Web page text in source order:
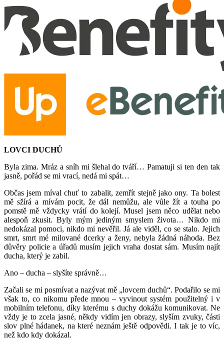
LOVCI DUCHŮ
Byla zima. Mráz a sníh mi šlehal do tváří… Pamatuji si ten den tak
jasně, pořád se mi vrací, nedá mi spát…
Občas jsem míval chuť to zabalit, zemřít stejně jako ony. Ta bolest
mě sžírá a mívám pocit, že dál nemůžu, ale vůle žít a touha po
pomstě mě vždycky vrátí do kolejí. Musel jsem něco udělat nebo
alespoň zkusit. Byly mým jediným smyslem života… Nikdo mi
nedokázal pomoci, nikdo mi nevěřil. Já ale viděl, co se stalo. Jejich
smrt, smrt mé milované dcerky a ženy, nebyla žádná náhoda. Bez
důvěry policie a úřadů musím jejich vraha dostat sám. Musím najít
ducha, který je zabil.
Ano – ducha – slyšíte správně…
Začali se mi posmívat a nazývat mě „lovcem duchů“. Podařilo se mi
však to, co nikomu přede mnou – vyvinout systém použitelný i v
mobilním telefonu, díky kterému s duchy dokážu komunikovat. Ne
vždy je to zcela jasné, někdy vidím jen obrazy, slyším zvuky, části
slov plné hádanek, na které neznám ještě odpovědi. I tak je to víc,
než kdo kdy dokázal.